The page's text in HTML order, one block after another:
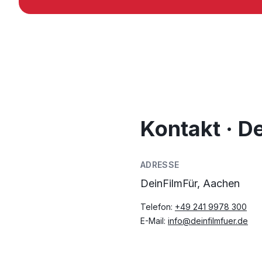
Kontakt ·
ADRESSE
DeinFilmFür, Aachen
Telefon: +49 241 9978 300
E-Mail: info@deinfilmfuer.de